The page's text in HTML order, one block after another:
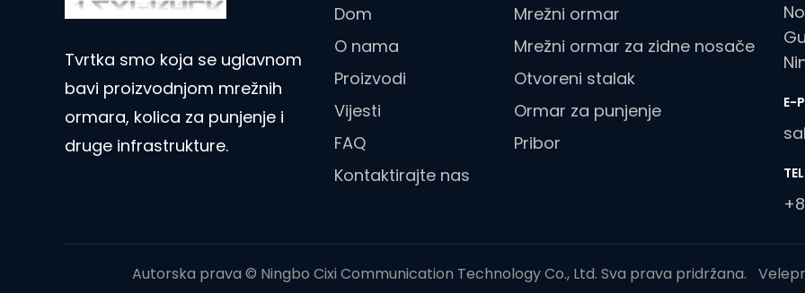
Tvrtka smo koja se uglavnom
bavi proizvodnjom mrežnih
ormara, kolica za punjenje i
druge infrastrukture.
Dom
O nama
Proizvodi
Vijesti
FAQ
Kontaktirajte nas
Mrežni ormar
Mrežni ormar za zidne nosače
Otvoreni stalak
Ormar za punjenje
Pribor
E-
Autorska prava © Ningbo Cixi Communication Technology Co., Ltd. Sva prava pridržana.